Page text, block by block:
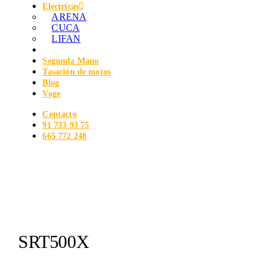
Electricas
ARENA
CUCA
LIFAN
Segunda Mano
Tasación de motos
Blog
Voge
Contacto
91 733 93 75
665 772 248
SRT500X